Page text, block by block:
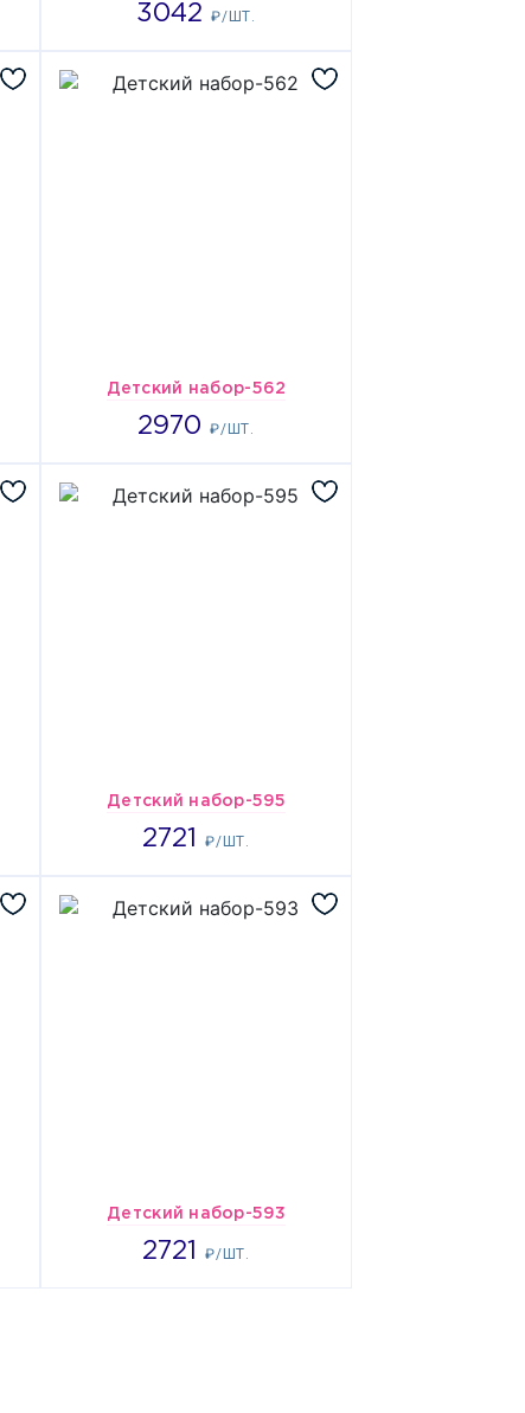
3042₽/ШТ.
Детский набор-562
2970₽/ШТ.
2970
Детский набор-595
2721₽/ШТ.
2721
Детский набор-593
2721₽/ШТ.
2721